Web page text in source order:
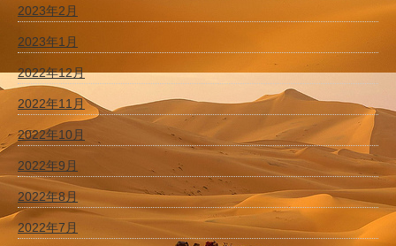
2023年2月
2023年1月
2022年12月
2022年11月
2022年10月
2022年9月
2022年8月
2022年7月